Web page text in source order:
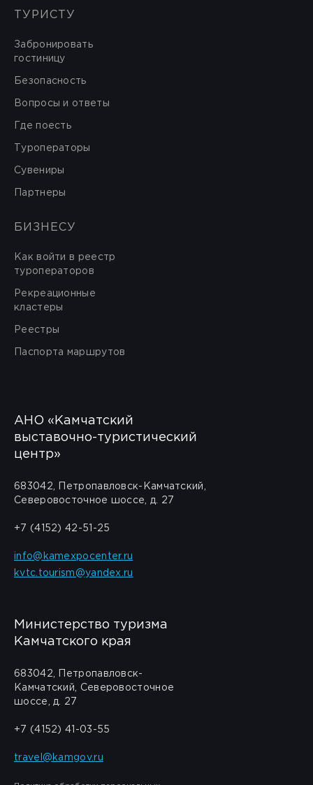
ТУРИСТУ
Забронировать
гостиницу
Безопасность
Вопросы и ответы
Где поесть
Туроператоры
Сувениры
Партнеры
БИЗНЕСУ
Как войти в реестр
туроператоров
Рекреационные
кластеры
Реестры
Паспорта маршрутов
АНО «Камчатский
выставочно-туристический
центр»
683042, Петропавловск-Камчатский,
Северовосточное шоссе, д. 27
+7 (4152) 42-51-25
info@kamexpocenter.ru
kvtc.tourism@yandex.ru
Министерство туризма
Камчатского края
683042, Петропавловск-
Камчатский, Северовосточное
шоссе, д. 27
+7 (4152) 41-03-55
travel@kamgov.ru